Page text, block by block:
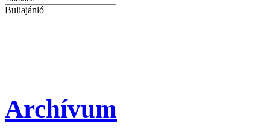
Buliajánló
Archívum